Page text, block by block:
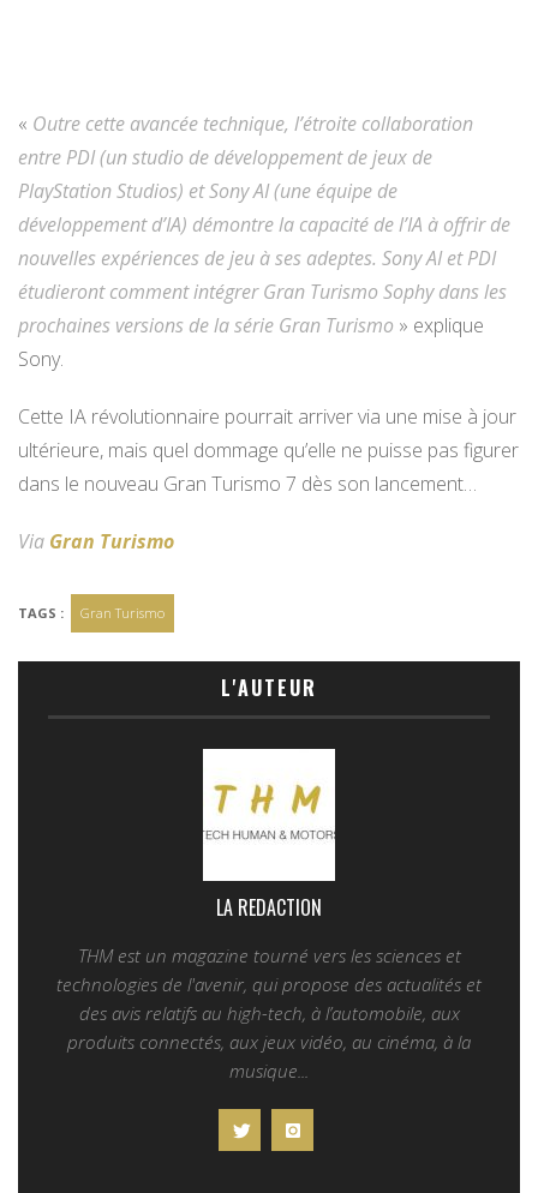
« Outre cette avancée technique, l’étroite collaboration
entre PDI (un studio de développement de jeux de
PlayStation Studios) et Sony AI (une équipe de
développement d’IA) démontre la capacité de l’IA à offrir de
nouvelles expériences de jeu à ses adeptes. Sony AI et PDI
étudieront comment intégrer Gran Turismo Sophy dans les
prochaines versions de la série Gran Turismo » explique
Sony.
Cette IA révolutionnaire pourrait arriver via une mise à jour
ultérieure, mais quel dommage qu’elle ne puisse pas figurer
dans le nouveau Gran Turismo 7 dès son lancement…
Via Gran Turismo
TAGS : Gran Turismo
L'AUTEUR
LA REDACTION
THM est un magazine tourné vers les sciences et
technologies de l'avenir, qui propose des actualités et
des avis relatifs au high-tech, à l’automobile, aux
produits connectés, aux jeux vidéo, au cinéma, à la
musique...